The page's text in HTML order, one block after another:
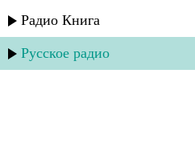
Радио Книга
Русское радио
Пазилат Омарасхабова
Пазилат Омарасхабова